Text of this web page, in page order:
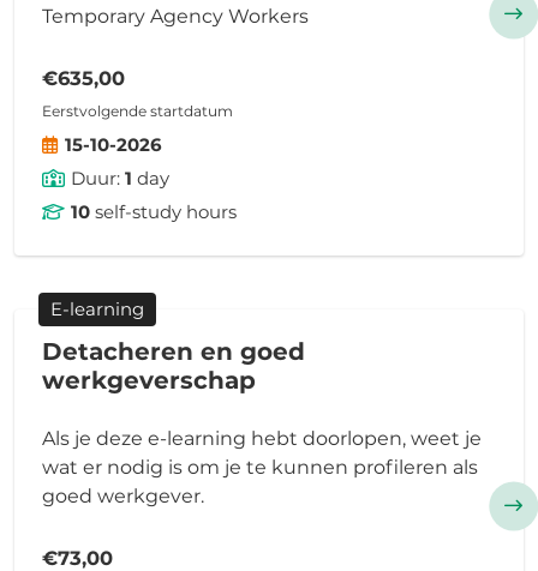
Temporary Agency Workers
€635,00
Eerstvolgende startdatum
15-10-2026
Duur: 1 day
10self-study hours
E-learning
Detacheren en goed
werkgeverschap
Als je deze e-learning hebt doorlopen, weet je
wat er nodig is om je te kunnen profileren als
goed werkgever.
€73,00